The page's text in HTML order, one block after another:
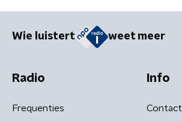
Wie luistert weet meer
Radio
Frequenties
Info
Contact